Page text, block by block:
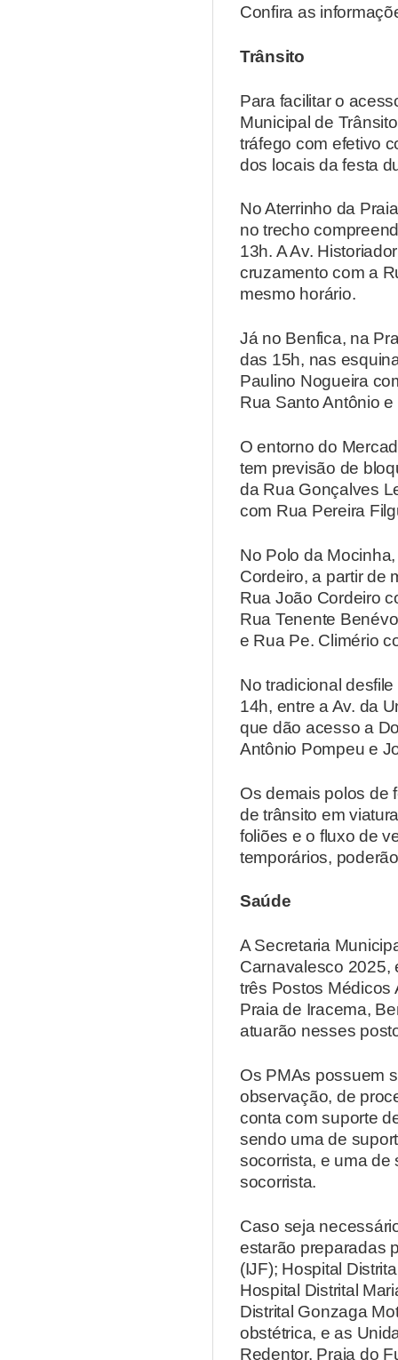
Confira as
Trânsito
Para facilitar o
Municipal de
tráfego com efetivo
dos locais da festa
No Aterrinho da
no trecho
13h. A Av.
cruzamento com a
mesmo horário.
Já no Benfica, na
das 15h, nas
Paulino Nogueira
Rua Santo Antônio
O entorno do
tem previsão de
da Rua Gonçalves
com Rua Pereira
No Polo da
Cordeiro, a partir de
Rua João Cordeiro
Rua Tenente
e Rua Pe. Climério
No tradicional
14h, entre a Av. da
que dão acesso a
Antônio Pompeu e
Os demais polos de
de trânsito em
foliões e o fluxo de
temporários,
Saúde
A Secretaria
Carnavalesco 2025,
três Postos Médicos
Praia de Iracema,
atuarão nesses
Os PMAs possuem
observação, de
conta com suporte
sendo uma de
socorrista, e uma
socorrista.
Caso seja
estarão preparadas
(IJF); Hospital
Hospital Distrital
Distrital Gonzaga
obstétrica, e as
Redentor, Praia do